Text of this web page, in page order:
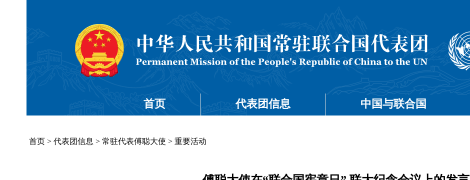
首页 代表团信息 中国与联合国
首页 > 代表团信息 > 常驻代表傅聪大使 > 重要活动